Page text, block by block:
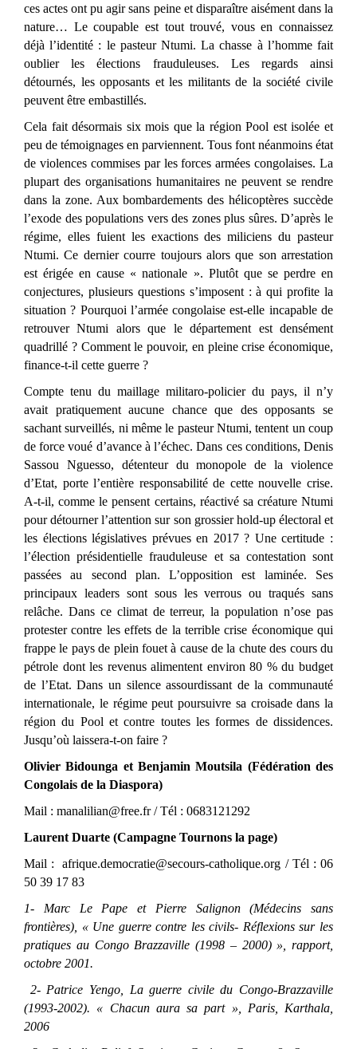
ces actes ont pu agir sans peine et disparaître aisément dans la
nature… Le coupable est tout trouvé, vous en connaissez
déjà l’identité : le pasteur Ntumi. La chasse à l’homme fait
oublier les élections frauduleuses. Les regards ainsi
détournés, les opposants et les militants de la société civile
peuvent être embastillés.
Cela fait désormais six mois que la région Pool est isolée et
peu de témoignages en parviennent. Tous font néanmoins état
de violences commises par les forces armées congolaises. La
plupart des organisations humanitaires ne peuvent se rendre
dans la zone. Aux bombardements des hélicoptères succède
l’exode des populations vers des zones plus sûres. D’après le
régime, elles fuient les exactions des miliciens du pasteur
Ntumi. Ce dernier courre toujours alors que son arrestation
est érigée en cause « nationale ». Plutôt que se perdre en
conjectures, plusieurs questions s’imposent : à qui profite la
situation ? Pourquoi l’armée congolaise est-elle incapable de
retrouver Ntumi alors que le département est densément
quadrillé ? Comment le pouvoir, en pleine crise économique,
finance-t-il cette guerre ?
Compte tenu du maillage militaro-policier du pays, il n’y
avait pratiquement aucune chance que des opposants se
sachant surveillés, ni même le pasteur Ntumi, tentent un coup
de force voué d’avance à l’échec. Dans ces conditions, Denis
Sassou Nguesso, détenteur du monopole de la violence
d’Etat, porte l’entière responsabilité de cette nouvelle crise.
A-t-il, comme le pensent certains, réactivé sa créature Ntumi
pour détourner l’attention sur son grossier hold-up électoral et
les élections législatives prévues en 2017 ? Une certitude :
l’élection présidentielle frauduleuse et sa contestation sont
passées au second plan. L’opposition est laminée. Ses
principaux leaders sont sous les verrous ou traqués sans
relâche. Dans ce climat de terreur, la population n’ose pas
protester contre les effets de la terrible crise économique qui
frappe le pays de plein fouet à cause de la chute des cours du
pétrole dont les revenus alimentent environ 80 % du budget
de l’Etat. Dans un silence assourdissant de la communauté
internationale, le régime peut poursuivre sa croisade dans la
région du Pool et contre toutes les formes de dissidences.
Jusqu’où laissera-t-on faire ?
Olivier Bidounga et Benjamin Moutsila (Fédération des
Congolais de la Diaspora)
Mail : manalilian@free.fr/ Tél : 0683121292
Laurent Duarte (Campagne Tournons la page)
Mail :afrique.democratie@secours-catholique.org / Tél : 06
50 39 17 83
1- Marc Le Pape et Pierre Salignon (Médecins sans
frontières), « Une guerre contre les civils- Réflexions sur les
pratiques au Congo Brazzaville (1998 – 2000) », rapport,
octobre 2001.
2- Patrice Yengo, La guerre civile du Congo-Brazzaville
(1993-2002). « Chacun aura sa part », Paris, Karthala,
2006